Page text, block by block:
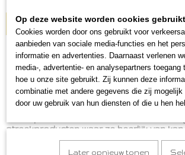
IN WINKELWAGEN
Omschrijving
Streekpakket vrouw
Bent u op zoek naar een origineel
streekproducten waar ze heerlijk van
Op deze website worden cookies gebruikt
Cookies worden door ons gebruikt voor
aanbieden van sociale media-functies en het
informatie en advertenties. Daarnaast verlenen
media-, advertentie- en analysepartners toegang
hoe u onze site gebruikt. Zij kunnen deze
combinatie met andere gegevens die zij mogelijk
door uw gebruik van hun diensten of die u hen
Later opnieuw tonen